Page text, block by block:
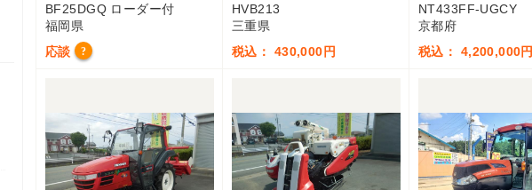
BF25DGQ ローダー付
福岡県
応談
?
HVB213
三重県
税込： 430,000円
NT433FF-UGCY
京都府
税込： 4,200,000円